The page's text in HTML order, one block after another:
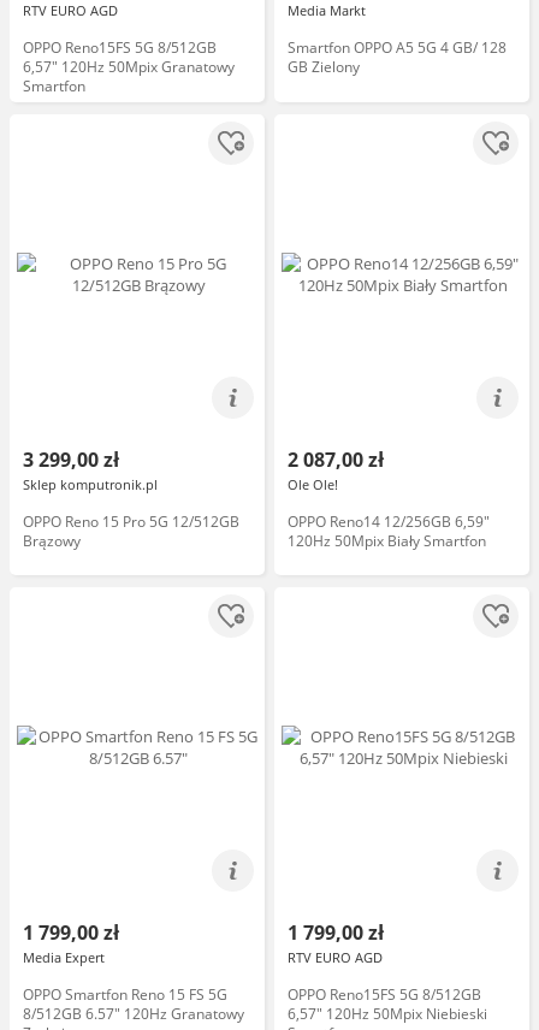
RTV EURO AGD
OPPO Reno15FS 5G 8/512GB
6,57" 120Hz 50Mpix Granatowy
Smartfon
Media Markt
Smartfon OPPO A5 5G 4 GB/ 128
GB Zielony
3 299,00 zł
Sklep komputronik.pl
OPPO Reno 15 Pro 5G 12/512GB
Brązowy
2 087,00 zł
Ole Ole!
OPPO Reno14 12/256GB 6,59"
120Hz 50Mpix Biały Smartfon
1 799,00 zł
Media Expert
OPPO Smartfon Reno 15 FS 5G
8/512GB 6.57" 120Hz Granatowy
1 799,00 zł
RTV EURO AGD
OPPO Reno15FS 5G 8/512GB
6,57" 120Hz 50Mpix Niebieski